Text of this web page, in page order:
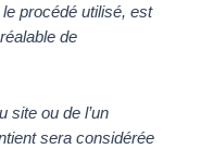
procédé utilisé, est
de
site ou de l’un
sera considérée